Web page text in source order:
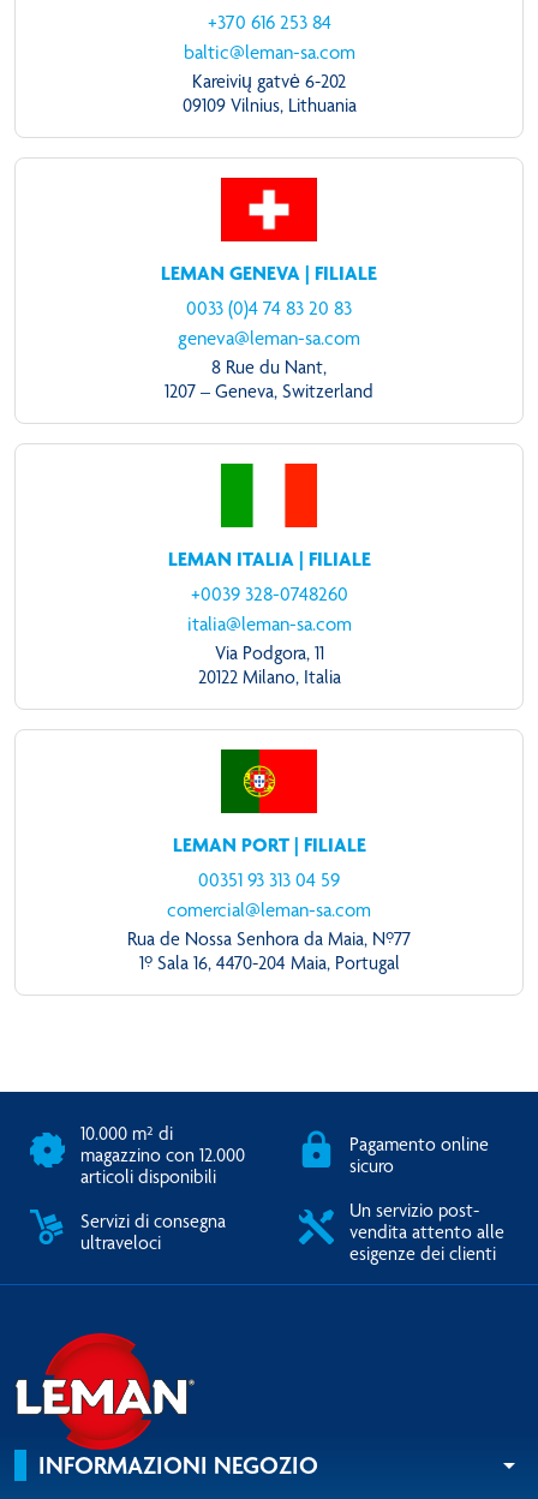
+370 616 253 84
baltic@leman-sa.com
Kareivių gatvė 6-202
09109 Vilnius, Lithuania
LEMAN GENEVA | FILIALE
0033 (0)4 74 83 20 83
geneva@leman-sa.com
8 Rue du Nant,
1207 – Geneva, Switzerland
LEMAN ITALIA | FILIALE
+0039 328-0748260
italia@leman-sa.com
Via Podgora, 11
20122 Milano, Italia
LEMAN PORT | FILIALE
00351 93 313 04 59
comercial@leman-sa.com
Rua de Nossa Senhora da Maia, Nº77
1º Sala 16, 4470-204 Maia, Portugal
10.000 m² di
magazzino con 12.000
articoli disponibili
Pagamento online
sicuro
Servizi di consegna
ultraveloci
Un servizio post-
vendita attento alle
esigenze dei clienti
INFORMAZIONI NEGOZIO arrow_drop_down